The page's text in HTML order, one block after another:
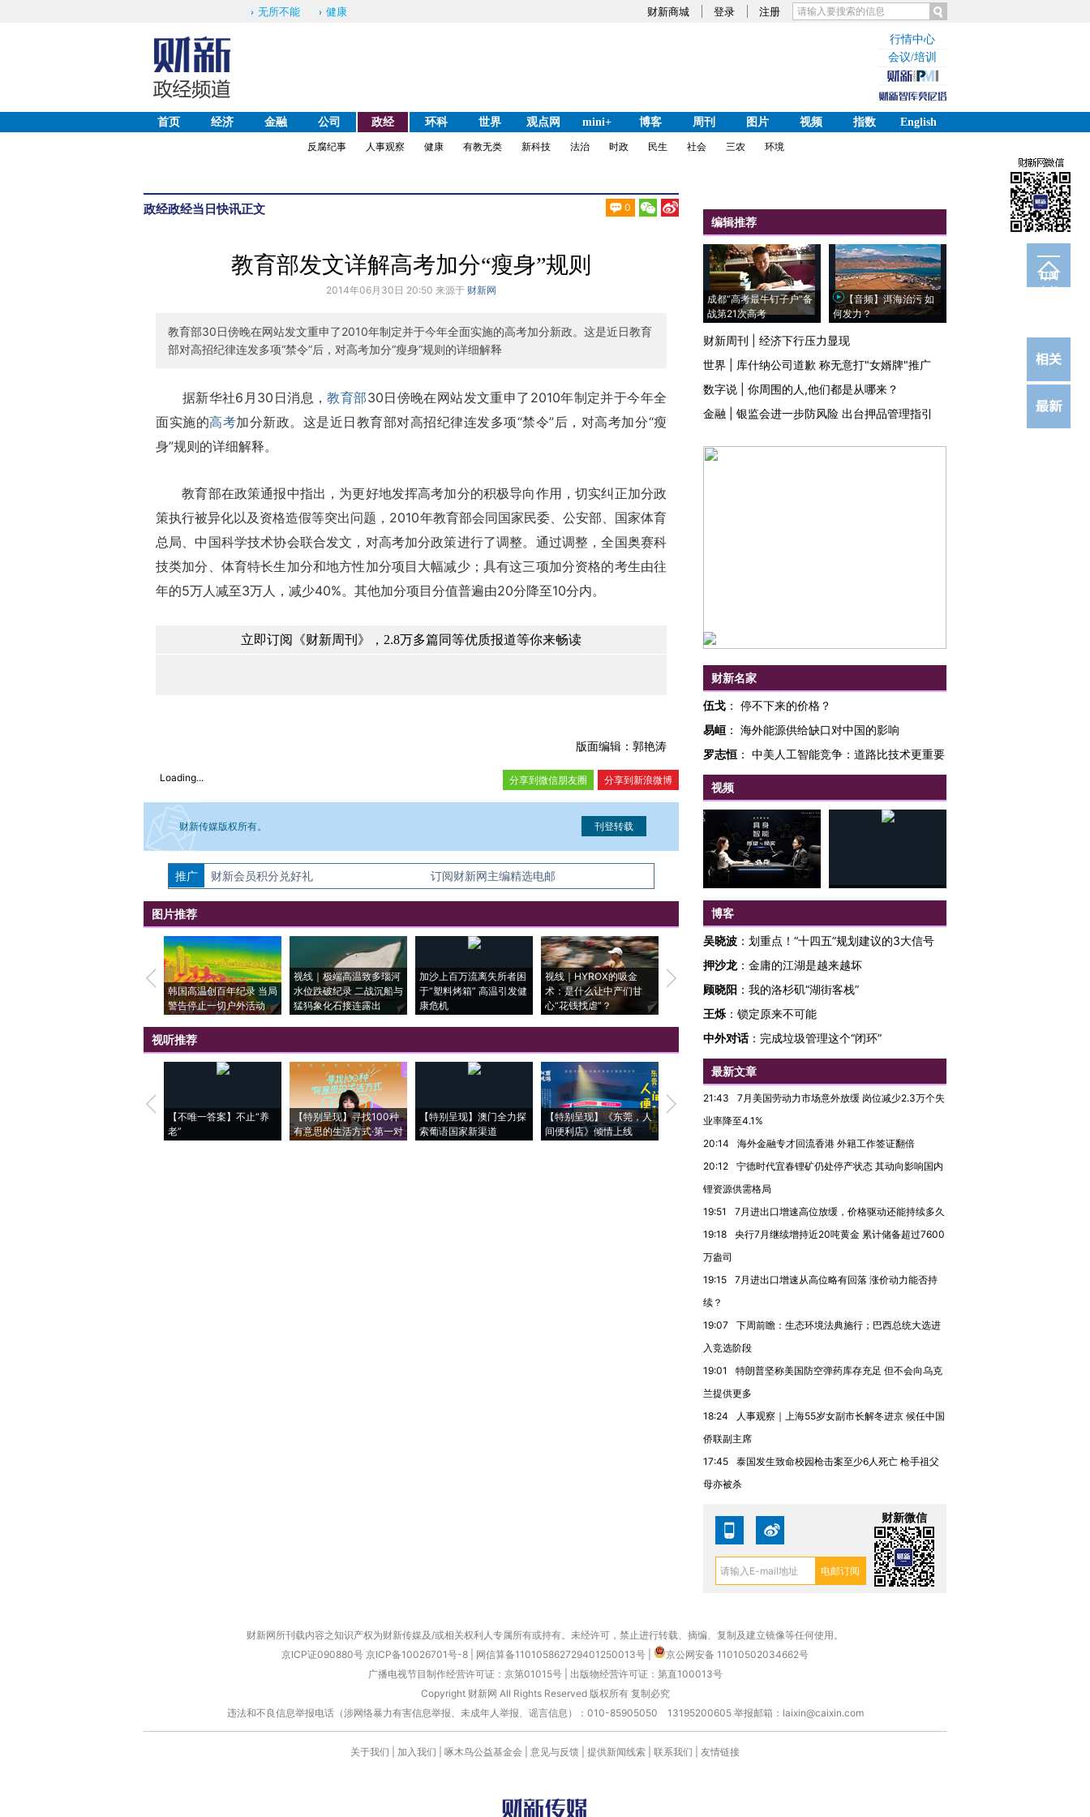
财新商城 登录 注册
无所不能 健康
行情中心
会议/培训
首页 经济 金融 公司 政经 环科 世界 观点网 mini+ 博客 周刊 图片 视频 指数
English
反腐纪事
人事观察 健康 有教无类 新科技 法治 时政 民生 社会 三农 环境
政经政经当日快讯正文 0
订阅
电邮
教育部发文详解高考加分“瘦身”规则
2014年06月30日 20:50 来源于 财新网
教育部30日傍晚在网站发文重申了2010年制定并于今年全面实施的高考加分新政。这是近日教育
部对高招纪律连发多项“禁令”后，对高考加分“瘦身”规则的详细解释
据新华社6月30日消息，教育部30日傍晚在网站发文重申了2010年制定并于今年全
面实施的高考加分新政。这是近日教育部对高招纪律连发多项“禁令”后，对高考加分“瘦
身”规则的详细解释。
教育部在政策通报中指出，为更好地发挥高考加分的积极导向作用，切实纠正加分政
策执行被异化以及资格造假等突出问题，2010年教育部会同国家民委、公安部、国家体育
总局、中国科学技术协会联合发文，对高考加分政策进行了调整。通过调整，全国奥赛科
技类加分、体育特长生加分和地方性加分项目大幅减少；具有这三项加分资格的考生由往
年的5万人减至3万人，减少40%。其他加分项目分值普遍由20分降至10分内。
立即订阅《财新周刊》，2.8万多篇同等优质报道等你来畅读
版面编辑：郭艳涛
Loading... 分享到新浪微博
分享到微信朋友圈
财新传媒版权所有。
如需刊登转载请点击右侧按钮，提交相关信息。经确认即可刊登转载。
推广 财新会员积分兑好礼 订阅财新网主编精选电邮
图片推荐
韩国高温创百年纪录 当局
警告停止一切户外活动
视线｜极端高温致多瑙河
水位跌破纪录 二战沉船与
猛犸象化石接连露出
加沙上百万流离失所者困
于“塑料烤箱” 高温引发健
康危机
视线｜HYROX的吸金
术：是什么让中产们甘
心“花钱找虐”？
马航飞行员跨国走私7万
粒摇头丸 尿检体内含3种
度Z世代 用街头抗争将教
育部长拱下台
视听推荐
【不唯一答案】不止“养
老”
【特别呈现】寻找100种
有意思的生活方式·第一对
【特别呈现】澳门全力探
索葡语国家新渠道
【特别呈现】《东莞，人
间便利店》倾情上线
【推广】走进第四届链博
会，让数智科技“链”接产
【商旅对话】华住集团
编辑推荐
成都“高考最牛钉子户”备
战第21次高考
【音频】洱海治污 如
何发力？
财新周刊
经济下行压力显现
世界
库什纳公司道歉 称无意打"女婿牌"推广
数字说
你周围的人,他们都是从哪来？
金融
银监会进一步防风险 出台押品管理指引
财新名家
伍戈 ： 停不下来的价格？
易峘 ： 海外能源供给缺口对中国的影响
罗志恒 ： 中美人工智能竞争：道路比技术更重要
视频
博客
吴晓波 ： 划重点！“十四五”规划建议的3大信号
押沙龙 ： 金庸的江湖是越来越坏
顾晓阳 ： 我的洛杉矶“湖街客栈”
王烁 ： 锁定原来不可能
中外对话： 完成垃圾管理这个“闭环”
最新文章
21:43
7月美国劳动力市场意外放缓 岗位减少2.3万个失
业率降至4.1%
20:14
海外金融专才回流香港 外籍工作签证翻倍
20:12
宁德时代宜春锂矿仍处停产状态 其动向影响国内
锂资源供需格局
19:51
7月进出口增速高位放缓，价格驱动还能持续多久
19:18
央行7月继续增持近20吨黄金 累计储备超过7600
万盎司
19:15
7月进出口增速从高位略有回落 涨价动力能否持
续？
19:07
下周前瞻：生态环境法典施行；巴西总统大选进
入竞选阶段
19:01
特朗普坚称美国防空弹药库存充足 但不会向乌克
兰提供更多
18:24
人事观察｜上海55岁女副市长解冬进京 候任中国
侨联副主席
17:45
泰国发生致命校园枪击案至少6人死亡 枪手祖父
母亦被杀
财新微信
财新网所刊载内容之知识产权为财新传媒及/或相关权利人专属所有或持有。未经许可，禁止进行转载、摘编、复制及建立镜像等任何使用。
京ICP证090880号 京ICP备10026701号-8 网信算备110105862729401250013号
京公网安备 11010502034662号
广播电视节目制作经营许可证：京第01015号| 出版物经营许可证：第直100013号
Copyright 财新网 All Rights Reserved 版权所有 复制必究
违法和不良信息举报电话（涉网络暴力有害信息举报、未成年人举报、谣言信息）：010-85905050 13195200605 举报邮箱：laixin@caixin.com
关于我们 加入我们 啄木鸟公益基金会 意见与反馈 提供新闻线索 联系我们 友情链接